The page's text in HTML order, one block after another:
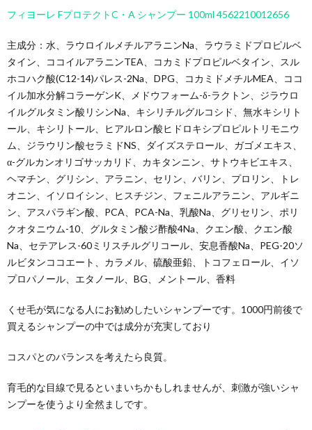
フィヨーレ FプロテクトC・A シャンプー 100ml 4562210012656
主成分：水、ラウロイルメチルアラニンNa、ラウラミドプロピルベ
タイン、ココイルアラニンTEA、コカミドプロピルベタイン、スル
ホコハク酸(C12-14)パレス-2Na、DPG、コカミドメチルMEA、ココ
イル加水分解コラーゲンK、メドウフォーム-δ-ラクトン、ジラウロ
イルグルタミン酸リシンNa、キシリチルグルコシド、無水キシリト
ール、キシリトール、ヒアルロン酸ヒドロキシプロピルトリモニウ
ム、ジラウリン酸セラミドNS、ダイズステロール、ガゴメエキス、
α-グルカンオリゴサッカリド、カキタンニン、サトウキビエキス、
ヘマチン、グリシン、アラニン、セリン、バリン、プロリン、トレ
オニン、イソロイシン、ヒスチジン、フェニルアラニン、アルギニ
ン、アスパラギン酸、PCA、PCA-Na、乳酸Na、グリセリン、ポリ
クオタニウム-10、グルタミン酸ジ酢酸4Na、クエン酸、クエン酸
Na、セテアレス-60ミリスチルグリコール、安息香酸Na、PEG-20ソ
ルビタンココエート、カラメル、硫酸亜鉛、トコフェロール、イソ
プロパノール、エタノール、BG、メントール、香料
くせ毛が気になる人にお勧めしたいシャンプーです。1000円前後で
買えるシャンプーの中では成分が充実しており
コスパとのバランスを考えたら良質。
育毛的な目線で見るといまいちかもしれませんが、刺激が強いシャ
ンプーを使うより全然ましです。